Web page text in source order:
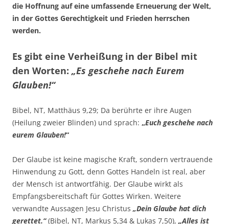
die Hoffnung auf eine umfassende Erneuerung der Welt,
in der Gottes Gerechtigkeit und Frieden herrschen
werden.
Es gibt eine Verheißung in der Bibel mit
den Worten: „Es geschehe nach Eurem
Glauben!“
Bibel, NT, Matthäus 9,29; Da berührte er ihre Augen
(Heilung zweier Blinden) und sprach: „Euch geschehe nach
eurem Glauben!“
Der Glaube ist keine magische Kraft, sondern vertrauende
Hinwendung zu Gott, denn Gottes Handeln ist real, aber
der Mensch ist antwortfähig. Der Glaube wirkt als
Empfangsbereitschaft für Gottes Wirken. Weitere
verwandte Aussagen Jesu Christus „Dein Glaube hat dich
gerettet.“(Bibel, NT, Markus 5,34 & Lukas 7,50), „Alles ist